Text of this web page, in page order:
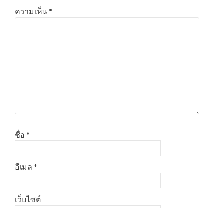
ความเห็น*
ชื่อ *
อีเมล *
เว็บไซต์